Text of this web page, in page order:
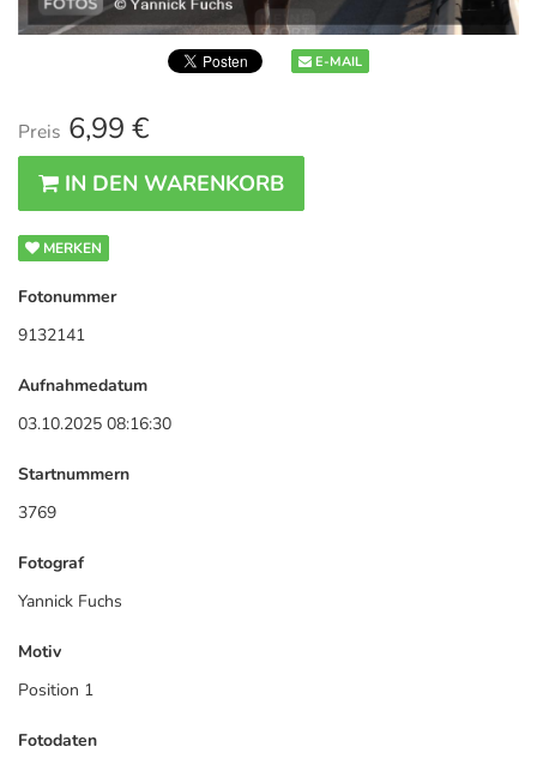
E-MAIL
Preis 6,99 €
IN DEN WARENKORB
MERKEN
Fotonummer
9132141
Aufnahmedatum
03.10.2025 08:16:30
Startnummern
3769
Fotograf
Yannick Fuchs
Motiv
Position 1
Fotodaten